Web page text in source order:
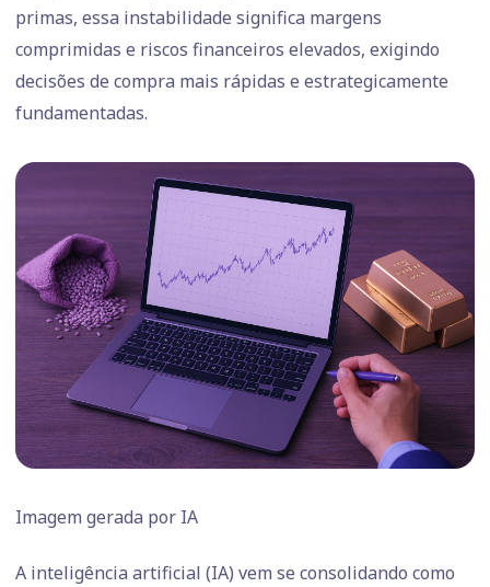
primas, essa instabilidade significa margens
comprimidas e riscos financeiros elevados, exigindo
decisões de compra mais rápidas e estrategicamente
fundamentadas.
Imagem gerada por IA
A inteligência artificial (IA) vem se consolidando como